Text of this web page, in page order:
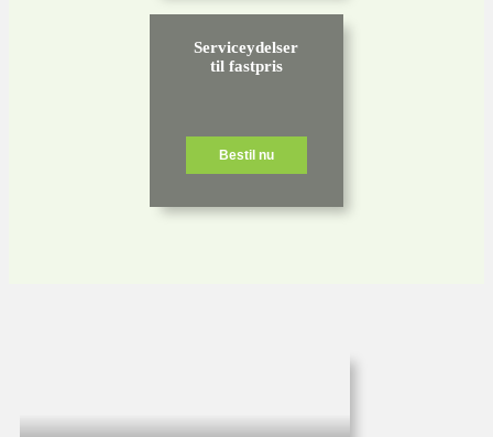
Serviceydelser
til fastpris
Bestil nu